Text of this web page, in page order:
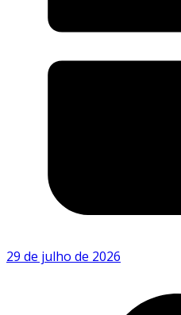
29 de julho de 2026